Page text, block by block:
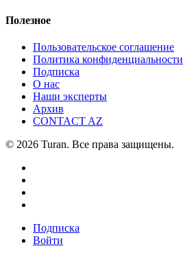
Полезное
Пользовательское соглашение
Политика конфиденциальности
Подписка
О нас
Наши эксперты
Архив
CONTACT AZ
© 2026 Turan. Все права защищены.
Подписка
Войти